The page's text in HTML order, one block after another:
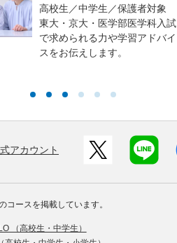
高校生／中学生／保護者対象
東大・京大・医学部医学科入試
で求められる力や学習アドバイ
スをお伝えします。
アカウント
ースを掲載しています。
（高校生・中学生）